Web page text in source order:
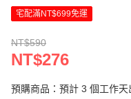
宅配滿NT$699免運
NT$590
NT$276
預購商品：預計 3 個工作天